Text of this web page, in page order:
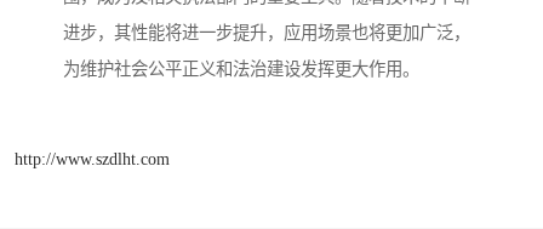
进步，其性能将进一步提升，应用场景也将更加广泛，
为维护社会公平正义和法治建设发挥更大作用。​
http://www.szdlht.com